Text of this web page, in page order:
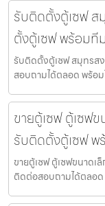
รับติดตั้งตู้เซฟ ส
ตั้งตู้เซฟ พร้อมที
รับติดตั้งตู้เซฟ สมุทรส
สอบถามได้ตลอด พร้อ
ขายตู้เซฟ ตู้เซฟ
รับติดตั้งตู้เซฟ พ
ขายตู้เซฟ ตู้เซฟขนาดเ
ติดต่อสอบถามได้ตลอด